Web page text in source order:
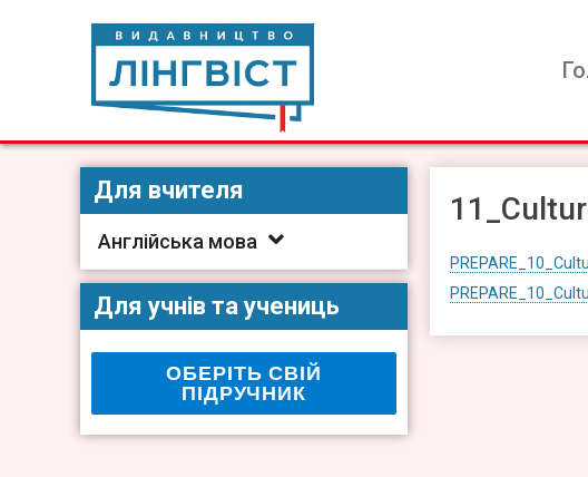
Видавництво Лінгвіст
Видавництво Лінгвіст – адаптація та створення видань для
Для вчителя
Англійська мова
Для учнів та учениць
ОБЕРІТЬ СВІЙ
ПІДРУЧНИК